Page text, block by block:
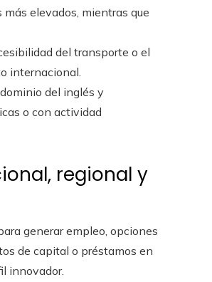
elevados, mientras que
del transporte o el
internacional.
del inglés y
o con actividad
regional y
generar empleo, opciones
de capital o préstamos en
innovador.